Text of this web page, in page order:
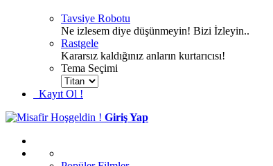
Tavsiye Robotu
Ne izlesem diye düşünmeyin! Bizi İzleyin..
Rastgele
Kararsız kaldığınız anların kurtarıcısı!
Tema Seçimi
Kayıt Ol !
Hoşgeldin ! Giriş Yap